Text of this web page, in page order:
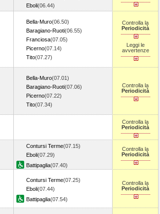
Eboli(06.44)
Bella-Muro(06.50)
Baragiano-Ruoti(06.55)
Franciosa(07.05)
Picerno(07.14)
Tito(07.27)
Controlla la
Periodicità
Leggi le
avvertenze
Bella-Muro(07.01)
Baragiano-Ruoti(07.06)
Picerno(07.22)
Tito(07.34)
Controlla la
Periodicità
Controlla la
Periodicità
Contursi Terme(07.15)
Eboli(07.29)
Battipaglia(07.40)
Controlla la
Periodicità
Contursi Terme(07.25)
Eboli(07.44)
Battipaglia(07.54)
Controlla la
Periodicità